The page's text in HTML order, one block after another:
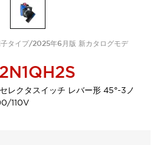
タイプ/2025年6月版 新カタログモデ
レクタスイッチ レバー形 45°-3ノ
110V